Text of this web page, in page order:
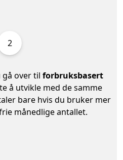
2
over til forbruksbasert
å utvikle med de samme
bare hvis du bruker mer
månedlige antallet.